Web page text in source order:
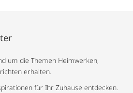
um die Themen Heimwerken,
erhalten.
für Ihr Zuhause entdecken.